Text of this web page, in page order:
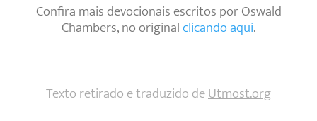
Confira mais devocionais escritos por Oswald
Chambers, no originalclicando aqui.
Texto retirado e traduzido deUtmost.org